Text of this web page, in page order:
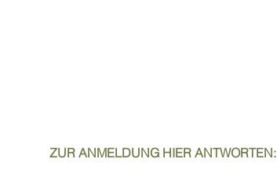
ZUR ANMELDUNG HIER ANTWORTEN: